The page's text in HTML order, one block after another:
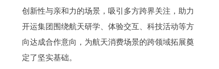
创新性与亲和力的场景，吸引多方跨界关注，助力
开运集团围绕航天研学、体验交互、科技活动等方
向达成合作意向，为航天消费场景的跨领域拓展奠
定了坚实基础。